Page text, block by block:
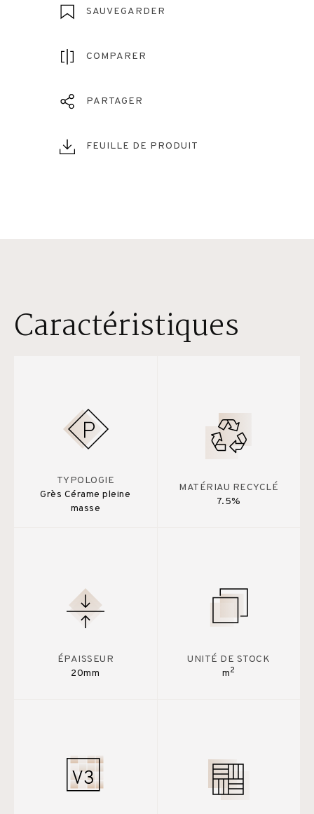
SAUVEGARDER
COMPARER
PARTAGER
FEUILLE DE PRODUIT
Caractéristiques
TYPOLOGIE
Grès Cérame pleine
masse
MATÉRIAU RECYCLÉ
7.5%
ÉPAISSEUR
20mm
UNITÉ DE STOCK
m2